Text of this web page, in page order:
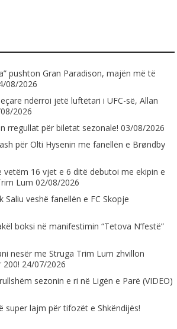
pushton Gran Paradison, majën më të
08/2026
ndërroi jetë luftëtari i UFC-së, Allan
2026
rregullat për biletat sezonale! 03/08/2026
për Olti Hysenin me fanellën e Brøndby
vetëm 16 vjet e 6 ditë debutoi me ekipin e
Lum 02/08/2026
Saliu veshë fanellën e FC Skopje
boksi në manifestimin “Tetova N’festë”
nesër me Struga Trim Lum zhvillon
200! 24/07/2026
sezonin e ri në Ligën e Parë (VIDEO)
super lajm për tifozët e Shkëndijës!